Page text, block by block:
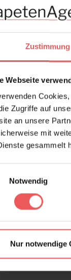
Zustimmung
Webseite
Zugriffe auf
an unsere
mit
gesammelt
Notwendig
Nur notwendige